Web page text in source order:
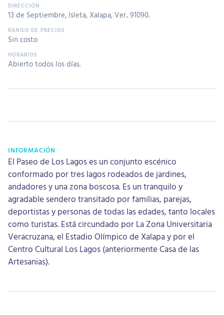
13 de Septiembre, Isleta, Xalapa, Ver.. 91090.
Sin costo
Abierto todos los días.
INFORMACIÓN
El Paseo de Los Lagos es un conjunto escénico
conformado por tres lagos rodeados de jardines,
andadores y una zona boscosa. Es un tranquilo y
agradable sendero transitado por familias, parejas,
deportistas y personas de todas las edades, tanto locales
como turistas. Está circundado por La Zona Universitaria
Veracruzana, el Estadio Olímpico de Xalapa y por el
Centro Cultural Los Lagos (anteriormente Casa de las
Artesanias).